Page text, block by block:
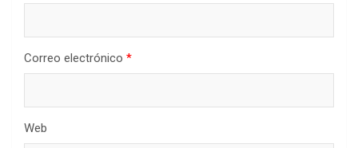
Correo electrónico *
Web